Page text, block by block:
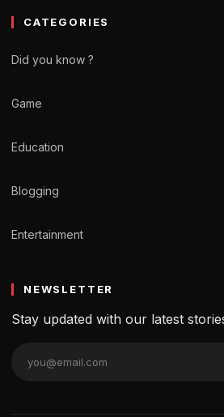
CATEGORIES
Did you know ?
Game
Education
Blogging
Entertainment
NEWSLETTER
Stay updated with our latest